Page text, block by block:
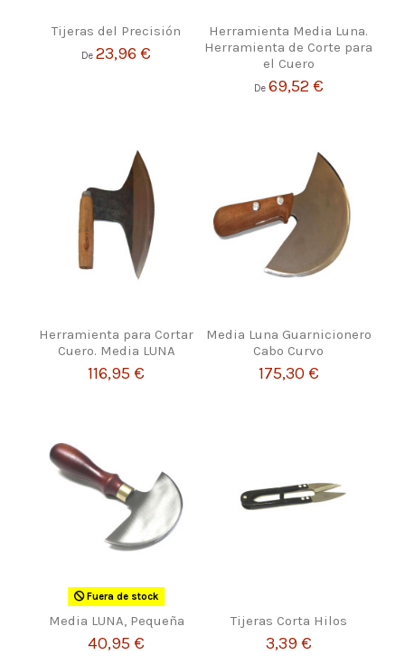
Tijeras del Precisión
De23,96 €
Herramienta Media Luna.
Herramienta de Corte para
el Cuero
De 69,52 €
Herramienta para Cortar
Cuero. Media LUNA
116,95 €
Media Luna Guarnicionero
Cabo Curvo
175,30 €
Fuera de stock
Media LUNA, Pequeña
40,95 €
Tijeras Corta Hilos
3,39 €